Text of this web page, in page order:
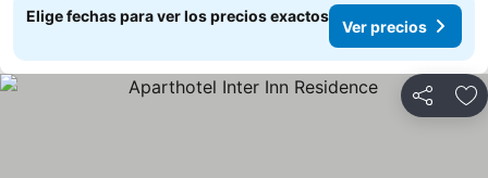
Elige fechas para ver los precios exactos
Ver precios
Compartir